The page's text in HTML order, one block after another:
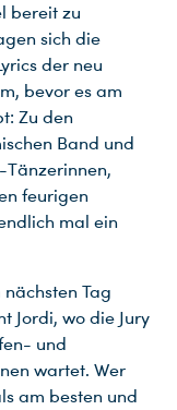
bereit zu
sich die
der neu
bevor es am
Zu den
Band und
feurigen
mal ein
Tag
Jordi, wo die Jury
und
wartet. Wer
am besten und